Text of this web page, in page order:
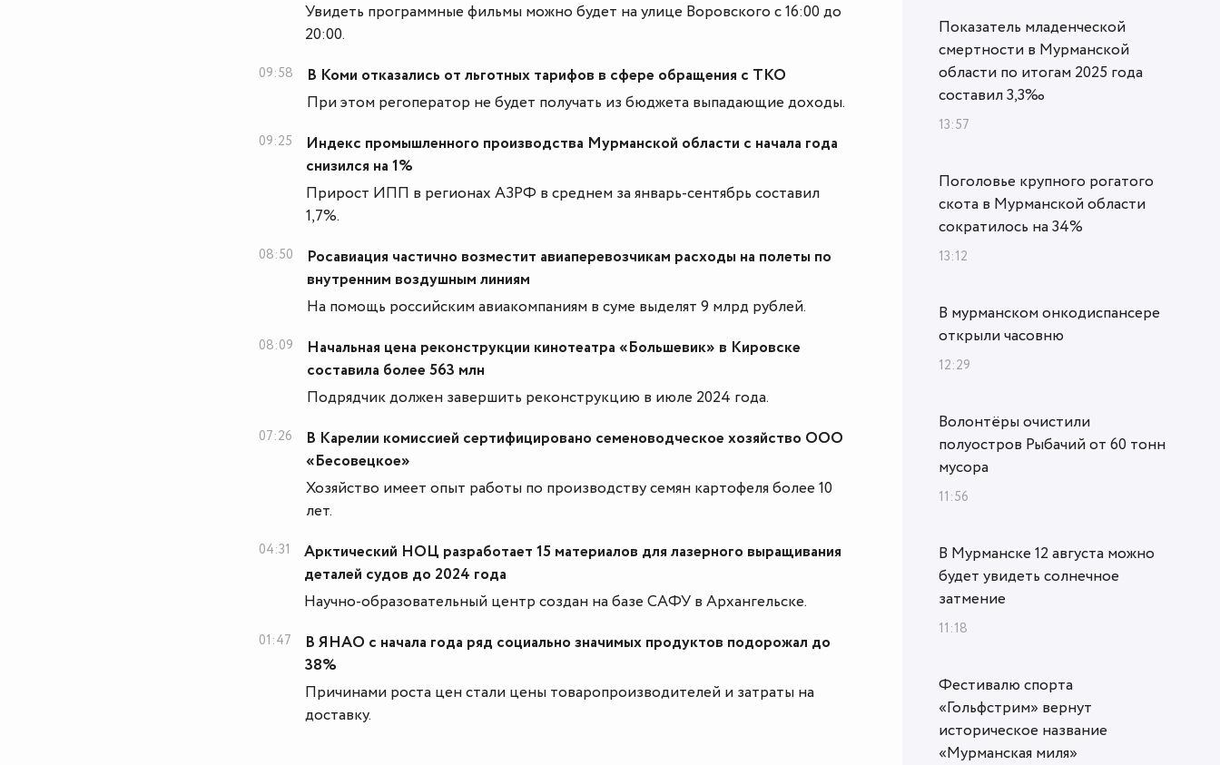
Увидеть программные фильмы можно будет на улице Воровского с 16:00 до
20:00.
09:58
В Коми отказались от льготных тарифов в сфере обращения с ТКО
При этом регоператор не будет получать из бюджета выпадающие доходы.
09:25
Индекс промышленного производства Мурманской области с начала года
снизился на 1%
Прирост ИПП в регионах АЗРФ в среднем за январь-сентябрь составил
1,7%.
08:50
Росавиация частично возместит авиаперевозчикам расходы на полеты по
внутренним воздушным линиям
На помощь российским авиакомпаниям в суме выделят 9 млрд рублей.
08:09
Начальная цена реконструкции кинотеатра «Большевик» в Кировске
составила более 563 млн
Подрядчик должен завершить реконструкцию в июле 2024 года.
07:26
В Карелии комиссией сертифицировано семеноводческое хозяйство ООО
«Бесовецкое»
Хозяйство имеет опыт работы по производству семян картофеля более 10
лет.
04:31
Арктический НОЦ разработает 15 материалов для лазерного выращивания
деталей судов до 2024 года
Научно-образовательный центр создан на базе САФУ в Архангельске.
01:47
В ЯНАО с начала года ряд социально значимых продуктов подорожал до
38%
Причинами роста цен стали цены товаропроизводителей и затраты на
доставку.
Показатель младенческой
смертности в Мурманской
области по итогам 2025 года
составил 3,3‰
13:57
Поголовье крупного рогатого
скота в Мурманской области
сократилось на 34%
13:12
В мурманском онкодиспансере
открыли часовню
12:29
Волонтёры очистили
полуостров Рыбачий от 60 тонн
мусора
11:56
В Мурманске 12 августа можно
будет увидеть солнечное
затмение
11:18
Фестивалю спорта
«Гольфстрим» вернут
историческое название
«Мурманская миля»